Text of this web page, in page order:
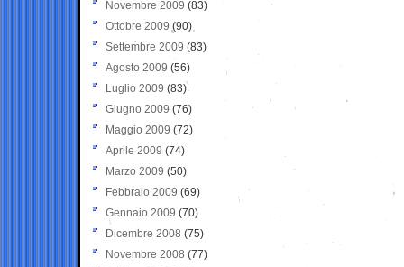
Novembre 2009 (83)
Ottobre 2009 (90)
Settembre 2009 (83)
Agosto 2009 (56)
Luglio 2009 (83)
Giugno 2009 (76)
Maggio 2009 (72)
Aprile 2009 (74)
Marzo 2009 (50)
Febbraio 2009 (69)
Gennaio 2009 (70)
Dicembre 2008 (75)
Novembre 2008 (77)